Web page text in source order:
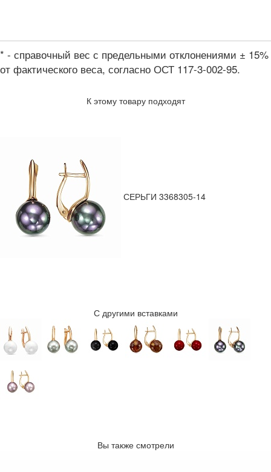
* - справочный вес с предельными отклонениями ± 15%
от фактического веса, согласно ОСТ 117-3-002-95.
К этому товару подходят
СЕРЬГИ 3368305-14
С другими вставками
Вы также смотрели